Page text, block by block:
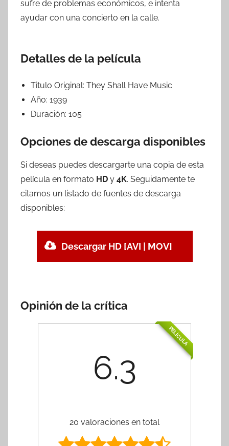
sufre de problemas económicos, e intenta
ayudar con una concierto en la calle.
Detalles de la película
Titulo Original: They Shall Have Music
Año: 1939
Duración: 105
Opciones de descarga disponibles
Si deseas puedes descargarte una copia de esta
película en formato HD y 4K. Seguidamente te
citamos un listado de fuentes de descarga
disponibles:
Descargar HD [AVI | MOV]
Opinión de la crítica
PELÍCULA
6.3
20 valoraciones en total